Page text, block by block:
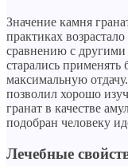
Значение камня
практиках
сравнению с другими
старались применять
максимальную
позволил хорошо
гранат в качестве
подобран человеку
Лечебные